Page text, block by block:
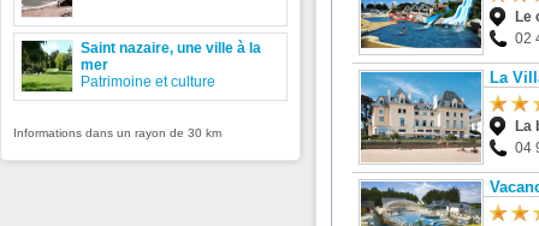
Le
02
La
La
04
Saint nazaire, une ville à la
mer
Patrimoine et culture
Informations dans un rayon de 30 km